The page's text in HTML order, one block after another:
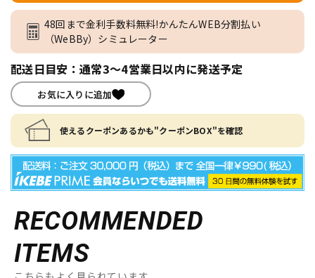
48回まで金利手数料無料!かんたんWEB分割払い
（WeBBy）シミュレーター
配送日目安：通常3～4営業日以内に発送予定
お気に入りに追加
使えるクーポンあるかも"クーポンBOX"を確認
RECOMMENDED
ITEMS